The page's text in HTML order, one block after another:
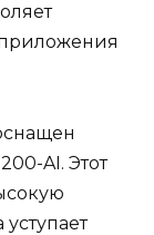
AI. Этот